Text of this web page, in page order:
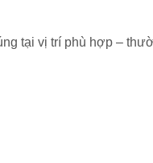
tại vị trí phù hợp –